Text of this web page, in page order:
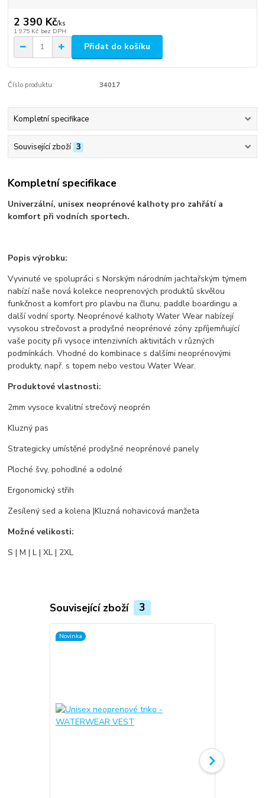
2 390 Kč/ks
1 975 Kč bez DPH
Přidat do košíku
Číslo produktu: 34017
Kompletní specifikace
Související zboží 3
Kompletní specifikace
Univerzální, unisex neoprénové kalhoty pro zahřátí a
komfort při vodních sportech.
Popis výrobku:
Vyvinuté ve spolupráci s Norským národním jachtařským týmem
nabízí naše nová kolekce neoprenových produktů skvělou
funkčnost a komfort pro plavbu na člunu, paddle boardingu a
další vodní sporty. Neoprénové kalhoty Water Wear nabízejí
vysokou strečovost a prodyšné neoprénové zóny zpříjemňující
vaše pocity při vysoce intenzivních aktivitách v různých
podmínkách. Vhodné do kombinace s dalšími neoprénovými
produkty, např. s topem nebo vestou Water Wear.
Produktové vlastnosti:
2mm vysoce kvalitní strečový neoprén
Kluzný pas
Strategicky umístěné prodyšné neoprénové panely
Ploché švy, pohodlné a odolné
Ergonomický střih
Zesílený sed a kolena |Kluzná nohavicová manžeta
Možné velikosti:
S | M | L | XL | 2XL
Související zboží 3
Novinka